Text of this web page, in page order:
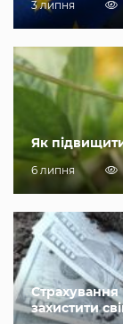
3 липня
Як
6 липня
захистити